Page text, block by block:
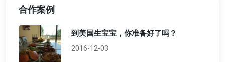
合作案例
到美国生宝宝，你准备好了吗？
2016-12-03